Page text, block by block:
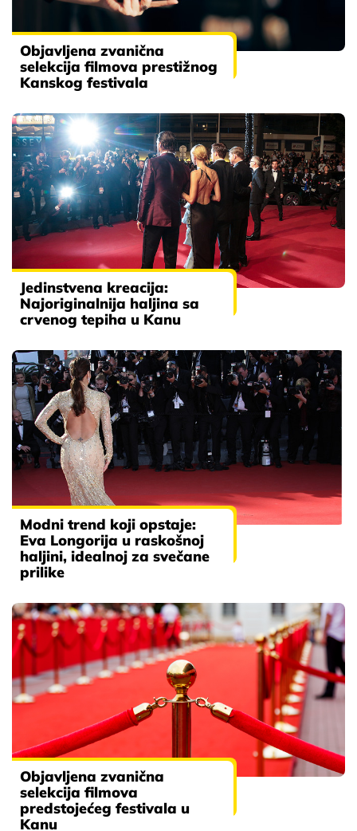
Objavljena zvanična
selekcija filmova prestižnog
Kanskog festivala
Jedinstvena kreacija:
Najoriginalnija haljina sa
crvenog tepiha u Kanu
Modni trend koji opstaje:
Eva Longorija u raskošnoj
haljini, idealnoj za svečane
prilike
Objavljena zvanična
selekcija filmova
predstojećeg festivala u
Kanu